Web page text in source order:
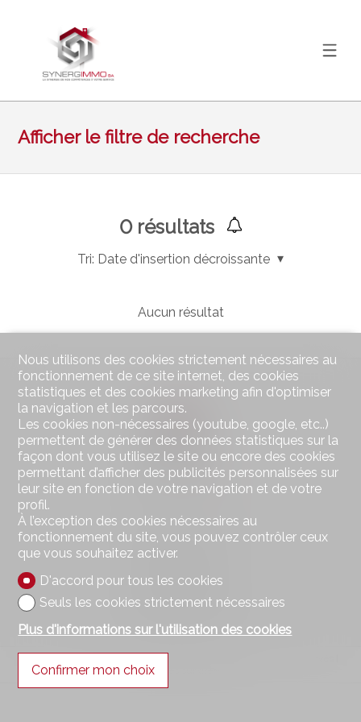
Afficher le filtre de recherche
0résultats
Tri: Date d'insertion décroissante
Aucun résultat
Contactez-nous
Synergimmo SA
1070 Puidoux
+41 21 691 01 01
®
Nos annonces sur
Nous utilisons des cookies strictement nécessaires au
fonctionnement de ce site internet, des cookies
statistiques et des cookies marketing afin d'optimiser
la navigation et les parcours.
Les cookies non-nécessaires (youtube, google, etc..)
permettent de générer des données statistiques sur la
façon dont vous utilisez le site ou encore des cookies
permettant d’afficher des publicités personnalisées sur
leur site en fonction de votre navigation et de votre
profil.
À l’exception des cookies nécessaires au
fonctionnement du site, vous pouvez contrôler ceux
que vous souhaitez activer.
D'accord pour tous les cookies
Seuls les cookies strictement nécessaires
Plus d'informations sur l'utilisation des cookies
Confirmer mon choix